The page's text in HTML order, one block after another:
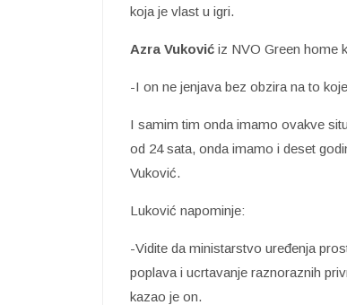
koja je vlast u igri.
Azra Vuković iz NVO Green home
-I on ne jenjava bez obzira na to
I samim tim onda imamo ovakve
od 24 sata, onda imamo i deset
Vuković.
Luković napominje:
-Vidite da ministarstvo uređenja
poplava i ucrtavanje raznoraznih
kazao je on.